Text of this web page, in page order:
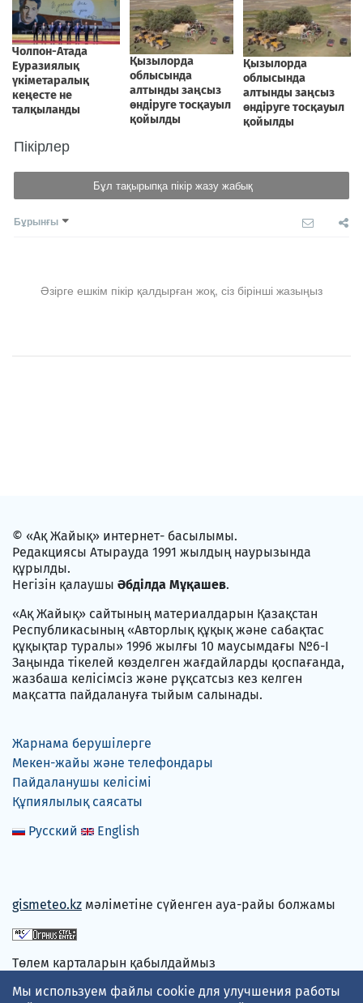
Пікірлер
Бұл тақырыпқа пікір жазу жабық
Бұрынғы
Әзірге ешкім пікір қалдырған жоқ, сіз бірінші жазыңыз
© «Ақ Жайық» интернет- басылымы.
Редакциясы Атырауда 1991 жылдың наурызында
құрылды.
Негізін қалаушы Әбділда Мұқашев.
«Ақ Жайық» сайтының материалдарын Қазақстан
Республикасының «Авторлық құқық және сабақтас
құқықтар туралы» 1996 жылғы 10 маусымдағы №6-I
Заңында тікелей көзделген жағдайларды қоспағанда,
жазбаша келісімсіз және рұқсатсыз кез келген
мақсатта пайдалануға тыйым салынады.
Жарнама берушілерге
Мекен-жайы және телефондары
Пайдаланушы келісімі
Құпиялылық саясаты
Русский
English
gismeteo.kz мәліметіне сүйенген ауа-райы болжамы
Төлем карталарын қабылдаймыз
Мы используем файлы cookie для улучшения работы